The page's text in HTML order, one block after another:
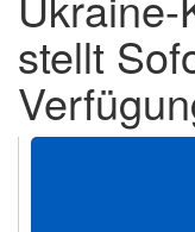
stellt